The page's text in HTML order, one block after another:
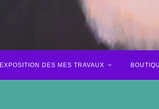
EXPOSITION DES MES TRAVAUX